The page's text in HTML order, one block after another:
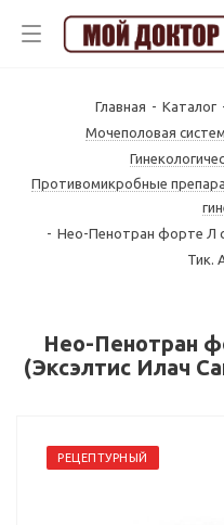
Главная - Каталог
Mочеполовая
Противомикробные
- Нео-Пенотран форте Л
Тик.
Нео-Пенотран
(Эксэлтис Илач
РЕЦЕПТУРНЫЙ